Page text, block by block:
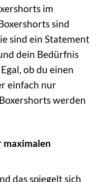
im
sind
sind ein Statement
dein Bedürfnis
ob du einen
einfach nur
werden
das spiegelt sich